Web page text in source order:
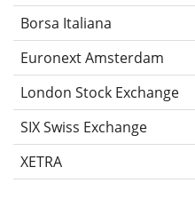
Borsa Italiana
Euronext Amsterdam
London Stock Exchange
SIX Swiss Exchange
XETRA